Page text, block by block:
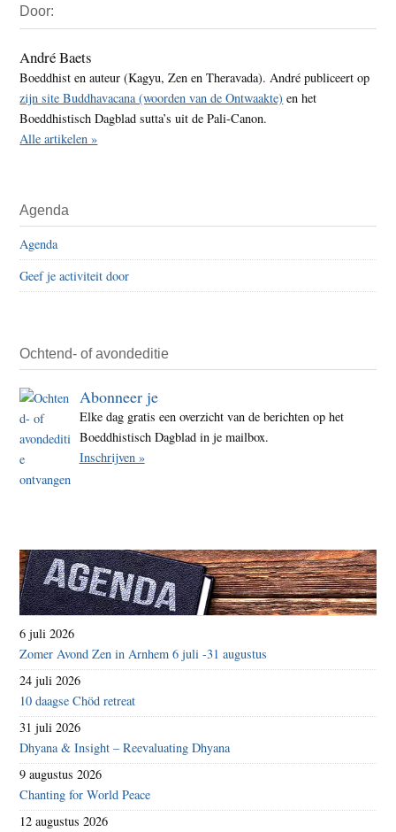
Sidebar
Door:
André Baets
Boeddhist en auteur (Kagyu, Zen en Theravada). André publiceert op
zijn site Buddhavacana (woorden van de Ontwaakte) en het
Boeddhistisch Dagblad sutta’s uit de Pali-Canon.
Alle artikelen »
Agenda
Agenda
Geef je activiteit door
Ochtend- of avondeditie
Abonneer je
Elke dag gratis een overzicht van de berichten op het
Boeddhistisch Dagblad in je mailbox.
Inschrijven »
6 juli 2026
Zomer Avond Zen in Arnhem 6 juli -31 augustus
24 juli 2026
10 daagse Chöd retreat
31 juli 2026
Dhyana & Insight – Reevaluating Dhyana
9 augustus 2026
Chanting for World Peace
12 augustus 2026